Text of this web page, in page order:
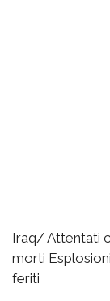
Iraq/ Attentati
morti
feriti